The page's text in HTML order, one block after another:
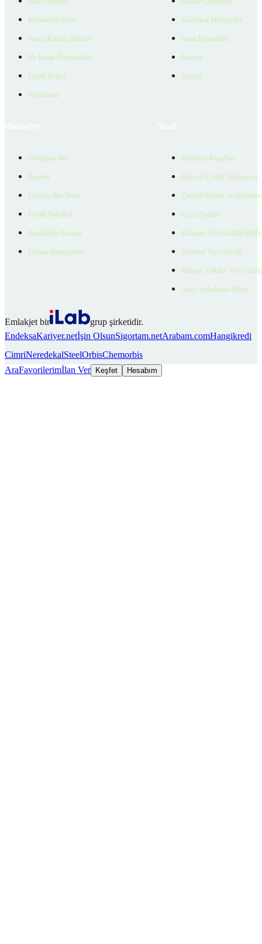
Kiralama Rehberi
Konut Kredisi Rehberi
Ne Kadar Ödeyebilirim
Emlak Değeri
Verilerimiz
Kurumsal Materyaller
İnsan Kaynakları
İletişim
Yardım
Danışman Bul
Projeler
Ücretsiz İlan Verin
Üyelik Paketleri
EmlakZeka Asistan
Uzman Danışmanlar
Kullanım Koşulları
Bireysel Üyelik Sözleşmesi
Çerez Politikası ve
Çerez Ayarları
Kullanıcı Veri Gizliliği
Ziyaretçi Veri Gizliliği
Müşteri Yetkilisi Veri
Aday Aydınlatma Metni
Emlakjet bir
grup şirketidir.
EndeksaKariyer.netİşin OlsunSigortam.netArabam.comHangikredi
CimriNeredekalSteelOrbisChemorbis
AraFavorilerimİlan Ver Keşfet Hesabım